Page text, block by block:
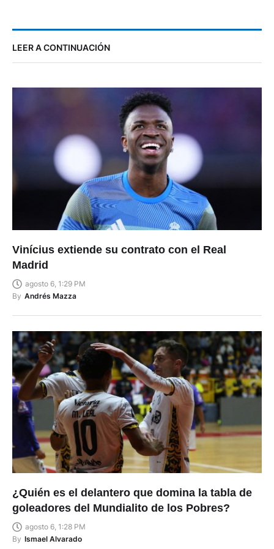
LEER A CONTINUACIÓN
Vinícius extiende su contrato con el Real
Madrid
agosto 6, 1:29 PM
By Andrés Mazza
¿Quién es el delantero que domina la tabla de
goleadores del Mundialito de los Pobres?
agosto 6, 1:28 PM
By Ismael Alvarado